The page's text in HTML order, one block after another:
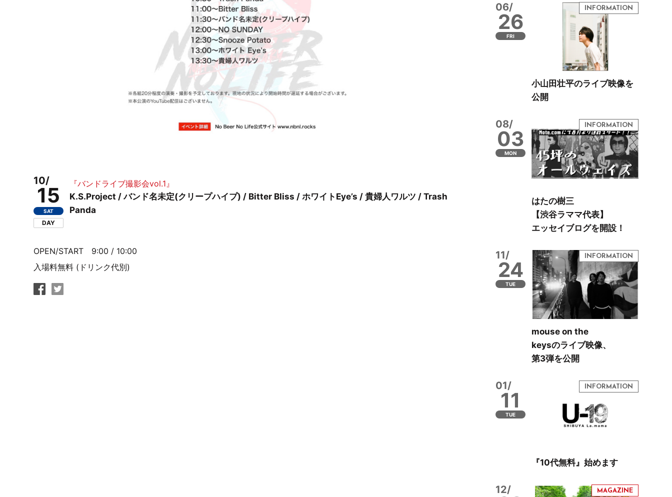
10/
15
SAT
DAY
『バンドライブ撮影会vol.1』
K.S.Project / バンド名未定(クリープハイプ) / Bitter Bliss / ホワイトEye’s / 貴婦人ワルツ / Trash
Panda
OPEN/START 9:00 / 10:00
入場料無料 (ドリンク代別)
06/
26
FRI
小山田壮平のライブ映像を
公開
08/
03
MON
はたの樹三
【渋谷ラママ代表】
エッセイブログを開設！
11/
24
TUE
mouse on the
keysのライブ映像、
第3弾を公開
01/
11
TUE
『10代無料』始めます
12/